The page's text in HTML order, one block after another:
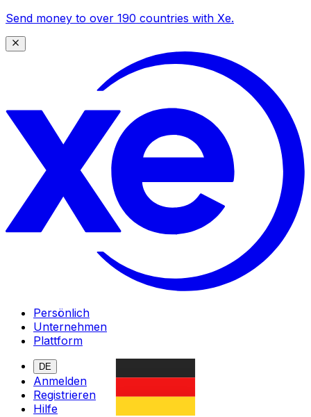
Send money to over 190 countries with Xe.
Persönlich
Unternehmen
Plattform
DE
Anmelden
Registrieren
Hilfe